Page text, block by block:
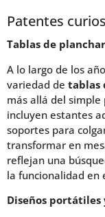
Patentes
Tablas de
A lo largo de los
variedad de tablas
más allá del simple
incluyen estantes
soportes para
transformar en
reflejan una
la funcionalidad en
Diseños portátiles